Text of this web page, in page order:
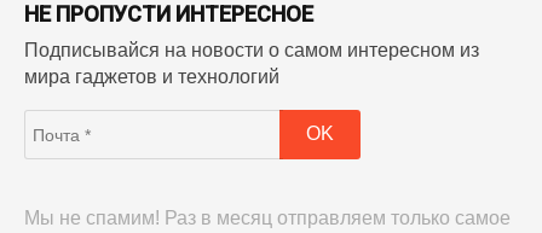
НЕ ПРОПУСТИ ИНТЕРЕСНОЕ
Подписывайся на новости о самом интересном из
мира гаджетов и технологий
Мы не спамим! Раз в месяц отправляем только самое